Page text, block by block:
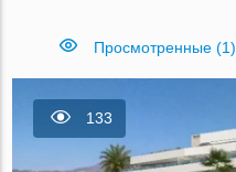
Просмотренные (1)
133